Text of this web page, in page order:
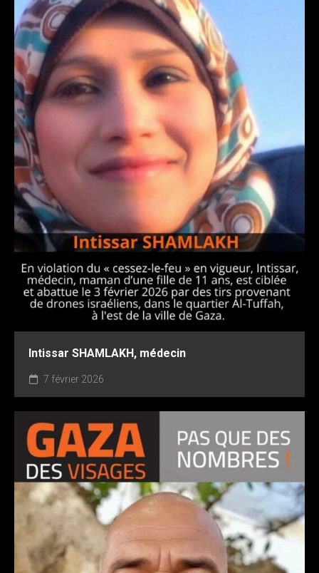
Intissar SHAMLAKH, médecin
7 février 2026